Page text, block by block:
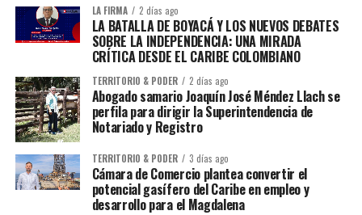
LA FIRMA 2 días ago
LA BATALLA DE BOYACÁ Y LOS NUEVOS DEBATES
SOBRE LA INDEPENDENCIA: UNA MIRADA
CRÍTICA DESDE EL CARIBE COLOMBIANO
TERRITORIO & PODER 2 días ago
Abogado samario Joaquín José Méndez Llach se
perfila para dirigir la Superintendencia de
Notariado y Registro
TERRITORIO & PODER 3 días ago
Cámara de Comercio plantea convertir el
potencial gasífero del Caribe en empleo y
desarrollo para el Magdalena